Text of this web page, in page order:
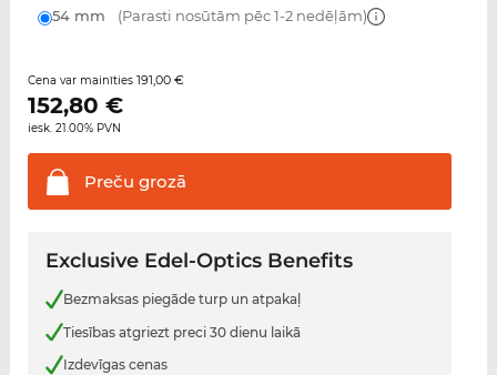
54 mm (Parasti nosūtām pēc 1-2 nedēļām)
Cena var mainīties 191,00 €
152,80 €
iesk. 21.00% PVN
Preču grozā
Exclusive Edel-Optics Benefits
Bezmaksas piegāde turp un atpakaļ
Tiesības atgriezt preci 30 dienu laikā
Izdevīgas cenas